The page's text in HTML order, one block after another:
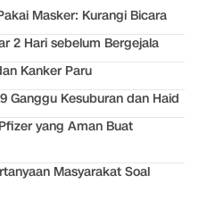
Masker: Kurangi Bicara
2 Hari sebelum Bergejala
Kanker Paru
Ganggu Kesuburan dan Haid
yang Aman Buat
Masyarakat Soal